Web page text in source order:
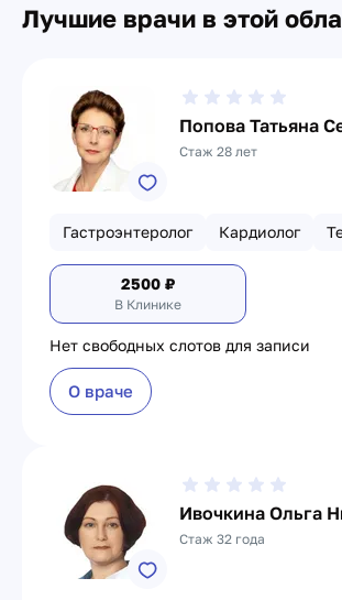
Лучшие врачи в этой
Попова Татьяна
Стаж 28 лет
Гастроэнтеролог Кардиолог
2500 ₽
В Клинике
Нет свободных слотов для записи
О враче
Ивочкина Ольга
Стаж 32 года